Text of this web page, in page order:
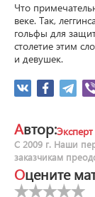
Что
веке. Так,
гольфы для
столетие этим
и девушек.
Автор:
С 2009 г. Наши
заказчикам
Оцените